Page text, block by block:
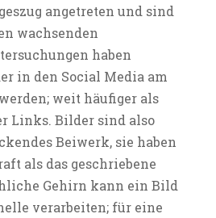
angetreten und sind
wachsenden
haben
in den Social Media am
weit häufiger als
Links. Bilder sind also
Beiwerk, sie haben
als das geschriebene
Gehirn kann ein Bild
verarbeiten; für eine